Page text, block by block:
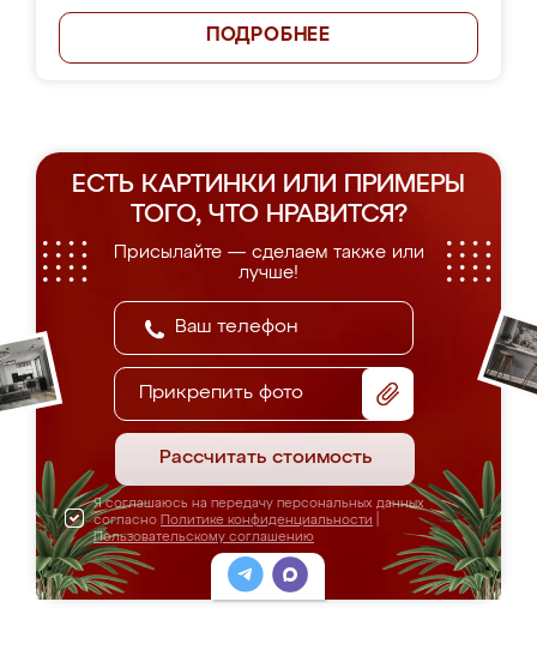
ПОДРОБНЕЕ
ЕСТЬ КАРТИНКИ ИЛИ ПРИМЕРЫ
ТОГО, ЧТО НРАВИТСЯ?
Присылайте — сделаем также или
лучше!
Прикрепить фото
Рассчитать стоимость
Я соглашаюсь на передачу персональных данных
согласно Политике конфиденциальности
Пользовательскому соглашению